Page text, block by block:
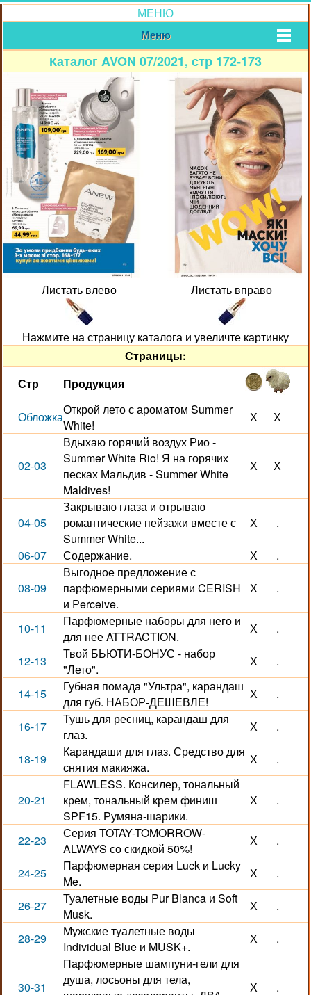
МЕНЮ
Меню
Каталог AVON 07/2021, стр 172-173
Листать влево Листать вправо
Нажмите на страницу каталога и увеличте картинку
Страницы:
Стр
Продукция
ОбложкаОткрой лето с ароматом Summer
White!
Х Х
02-03
Вдыхаю горячий воздух Рио -
Summer White Rio! Я на горячих
песках Мальдив - Summer White
Maldives!
Х Х
04-05
Закрываю глаза и отрываю
романтические пейзажи вместе с
Summer White...
Х .
06-07 Содержание. Х .
08-09
Выгодное предложение с
парфюмерными сериями CERISH
и Perceive.
Х .
10-11
Парфюмерные наборы для него и
для нее ATTRACTION.
Х .
12-13
Твой БЬЮТИ-БОНУС - набор
"Лето".
Х .
14-15
Губная помада "Ультра", карандаш
для губ. НАБОР-ДЕШЕВЛЕ!
Х .
16-17
Тушь для ресниц, карандаш для
глаз.
Х .
18-19
Карандаши для глаз. Средство для
снятия макияжа.
Х .
20-21
FLAWLESS. Консилер, тональный
крем, тональный крем финиш
SPF15. Румяна-шарики.
Х .
22-23
Серия TOTAY-TOMORROW-
ALWAYS со скидкой 50%!
Х .
24-25
Парфюмерная серия Luck и Lucky
Me.
Х .
26-27
Туалетные воды Pur Blanca и Soft
Musk.
Х .
28-29
Мужские туалетные воды
Individual Blue и MUSK+.
Х .
30-31
Парфюмерные шампуни-гели для
душа, лосьоны для тела,
Х .